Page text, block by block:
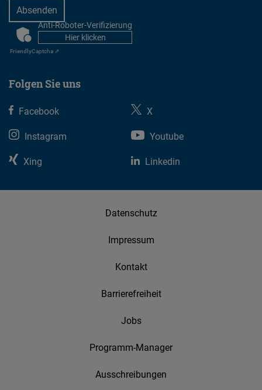
CAPTCHAAnti-Roboter-Verifizierung
Hier klicken
FriendlyCaptcha ⇗
Folgen Sie uns
Facebook
X
Instagram
Youtube
Xing
Linkedin
Datenschutz
Impressum
Kontakt
Barrierefreiheit
Jobs
Programm-Manager
Ausschreibungen